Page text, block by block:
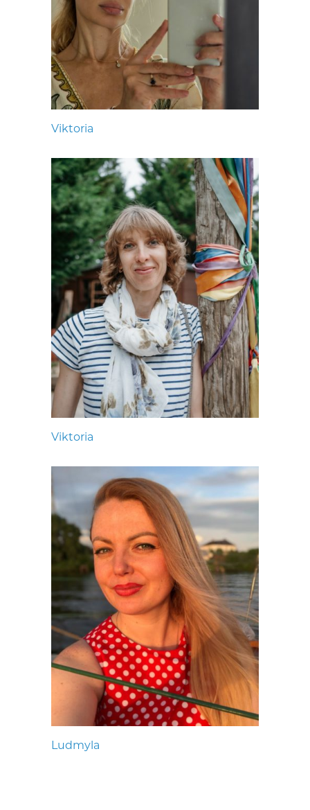
Viktoria
Viktoria
Ludmyla